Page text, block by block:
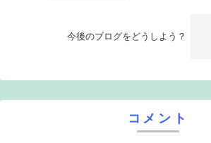
今後のブログをどうしよう？
コメント